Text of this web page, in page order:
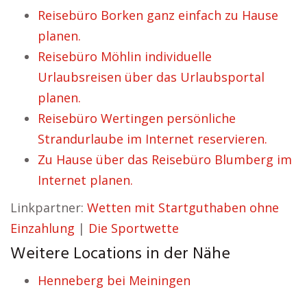
Reisebüro Borken ganz einfach zu Hause
planen.
Reisebüro Möhlin individuelle
Urlaubsreisen über das Urlaubsportal
planen.
Reisebüro Wertingen persönliche
Strandurlaube im Internet reservieren.
Zu Hause über das Reisebüro Blumberg im
Internet planen.
Linkpartner: Wetten mit Startguthaben ohne
Einzahlung | Die Sportwette
Weitere Locations in der Nähe
Henneberg bei Meiningen